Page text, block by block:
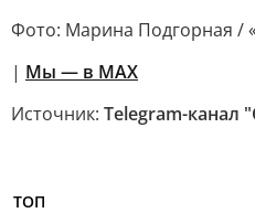
Фото: Марина Подгорная /
| Мы — в МАХ
Источник: Telegram-канал
ТОП